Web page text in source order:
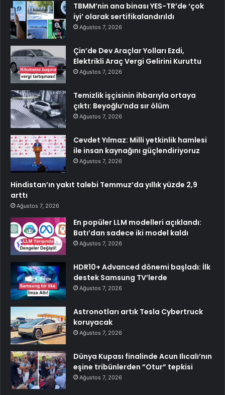
TBMM’nin ana binası YES-TR’de ‘çok
iyi’ olarak sertifikalandırıldı
Ağustos 7, 2026
Çin’de Dev Araçlar Yolları Ezdi,
Elektrikli Araç Vergi Gelirini Kuruttu
Ağustos 7, 2026
Temizlik işçisinin ihbarıyla ortaya
çıktı: Beyoğlu’nda sır ölüm
Ağustos 7, 2026
Cevdet Yılmaz: Milli yetkinlik hamlesi
ile insan kaynağını güçlendiriyoruz
Ağustos 7, 2026
Hindistan’ın yakıt talebi Temmuz’da yıllık yüzde 2,9
arttı
Ağustos 7, 2026
En popüler LLM modelleri açıklandı:
Batı’dan sadece iki model kaldı
Ağustos 7, 2026
HDR10+ Advanced dönemi başladı: İlk
destek Samsung TV’lerde
Ağustos 7, 2026
Astronotları artık Tesla Cybertruck
koruyacak
Ağustos 7, 2026
Dünya Kupası finalinde Acun Ilıcalı’nın
eşine tribünlerden ”Otur” tepkisi
Ağustos 7, 2026